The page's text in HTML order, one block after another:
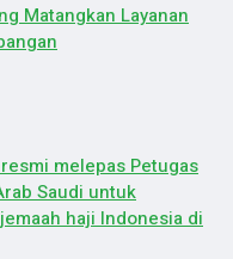
Matangkan Layanan
melepas Petugas
Saudi untuk
haji Indonesia di